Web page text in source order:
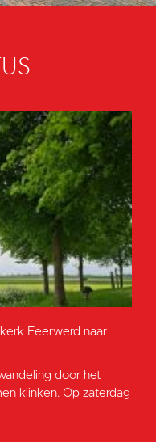
Feerwerd naar
door het
klinken. Op zaterdag